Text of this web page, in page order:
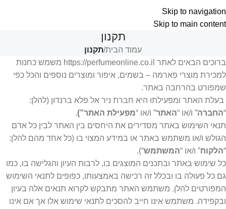
Skip to navigation
Skip to main content
תקנון
עמוד הבית/תקנון
ברוכים הבאים לאתר https://perfumeonline.co.il משמש כחנות
למכירת מוצרי פארמה – בשמים, איפור ומוצרים נוספים והכל כפי
שמפורט בהרחבה באתר.
בעלת האתר ומפעילתו היא חברת ניר אל פלא ברנדון (להלן:
“החברה” ו/או “האתר” ו/או “מפעילת האתר”).
תנאי השימוש באתר מסדירים את היחסים בין האתר לבין כל אדם
הגולש ו/או משתמש באתר או במידע המצוי בו (כל אחד מהם להלן:
“הלקוח” ו/או “המשתמש“).
כל שימוש באתר ובתכנים המוצגים בו, לרבות העיון והגלישה בו, כמו
גם כל פעולה בו ובכלל זה רכישה באמצעותו, כפופים לתנאי השימוש
המפורטים להלן. משתמש האתר מתבקש לקרוא תנאים אלה בעיון
ובקפידה. משתמש אינו חייב להסכים לתנאי שימוש אלו אך אם אינו